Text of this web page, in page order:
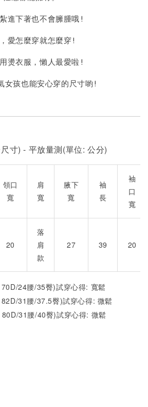
進下著也不會臃腫哦!
愛怎麼穿就怎麼穿!
燙衣服，懶人最愛啦!
孩也能安心穿的尺寸喲!
寸) - 平放量測(單位: 公分)
領口
寬
肩
寬
腋下
寬
袖
長
袖
口
寬
20
落
肩
款
27 39 20
24腰/35臀)試穿心得: 寬鬆
31腰/37.5臀)試穿心得: 微鬆
31腰/40臀)試穿心得: 微鬆